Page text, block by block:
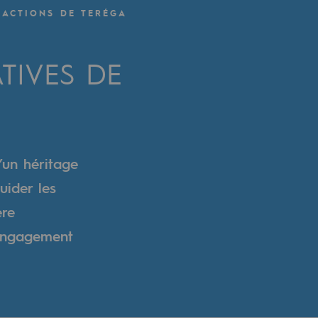
DE TERÉGA
DE
héritage
les